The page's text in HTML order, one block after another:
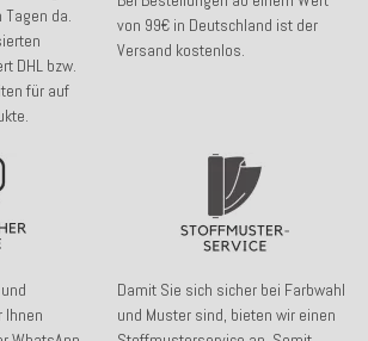
da.
DHL bzw.
für auf
von 99€ in Deutschland ist der
Versand kostenlos.
Ihnen
Damit Sie sich sicher bei Farbwahl
und Muster sind, bieten wir einen